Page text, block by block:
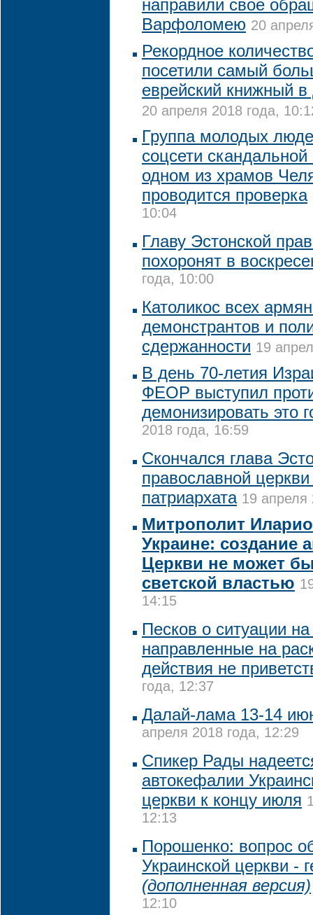
направили свое
Варфоломею 20
Рекордное
посетили самый
еврейский книжный в
20 апреля 2018 года,
Группа молодых
соцсети
одном из храмов
проводится проверка
10:04
Главу Эстонской
похоронят в
года, 10:00
Католикос всех
демонстрантов и
сдержанности 19
В день 70-летия
ФЕОР выступил
демонизировать это
2018 года, 16:59
Скончался глава
православной
патриархата 19 апреля
Митрополит
Украине: создание
Церкви не может
светской властью
14:15
Песков о ситуации
направленные на
действия не
года, 12:37
Далай-лама 13-14
апреля 2018 года, 12:29
Спикер Рады
автокефалии
церкви к концу июля
12:13
Порошенко: вопрос
Украинской церкви -
(дополненная версия)
12:10